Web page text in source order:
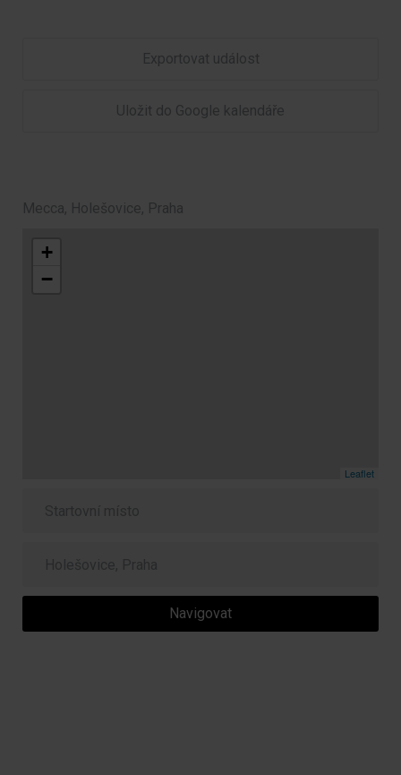
Exportovat událost
Uložit do Google kalendáře
Mecca, Holešovice, Praha
+
−
Leaflet
Navigovat